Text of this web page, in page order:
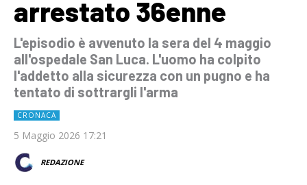
arrestato 36enne
L'episodio è avvenuto la sera del 4 maggio
all'ospedale San Luca. L'uomo ha colpito
l'addetto alla sicurezza con un pugno e ha
tentato di sottrargli l'arma
CRONACA
5 Maggio 2026 17:21
REDAZIONE